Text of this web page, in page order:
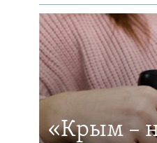
«Крым –